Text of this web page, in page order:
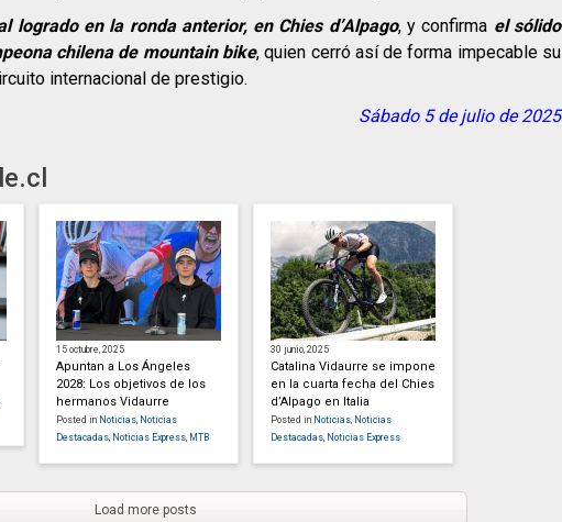
logrado en la ronda anterior, en Chies d’Alpago, y confirma el sólido
chilena de mountain bike, quien cerró así de forma impecable su
internacional de prestigio.
Sábado 5 de julio de 2025
15 octubre, 2025
Apuntan a Los Ángeles
2028: Los objetivos de los
hermanos Vidaurre
Posted in Noticias Noticias
Destacadas Noticias Express MTB
30 junio, 2025
Catalina Vidaurre se impone
en la cuarta fecha del Chies
d’Alpago en Italia
Posted in Noticias Noticias
Destacadas Noticias Express
Load more posts